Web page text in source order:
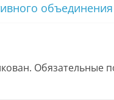
Обязательные